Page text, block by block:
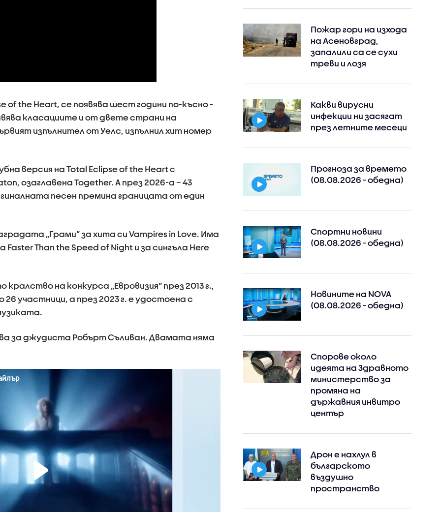
of the Heart, се появява шест години по-късно -
класациите и от двете страни на
изпълнител от Уелс, изпълнил хит номер
версия на Total Eclipse of the Heart с
озаглавена Together. А през 2026-а – 43
песен премина границата от един
„Грами” за хита си Vampires in Love. Има
Than the Speed ​​of Night и за сингъла Here
на конкурса „Евровизия“ през 2013 г.,
участници, а през 2023 г. е удостоена с
за джудиста Робърт Съливан. Двамата няма
Пожар гори на изхода
на Асеновград,
запалили са се сухи
треви и лозя
Какви вирусни
инфекции ни засягат
през летните месеци
Прогноза за времето
(08.08.2026 - обедна)
Спортни новини
(08.08.2026 - обедна)
Новините на NOVA
(08.08.2026 - обедна)
Спорове около
идеята на Здравното
министерство за
промяна на
държавния инвитро
център
Дрон е нахлул в
българското
въздушно
пространство